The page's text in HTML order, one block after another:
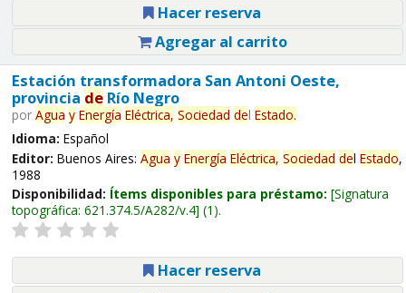
Hacer reserva
Agregar al carrito
Estación transformadora San Antoni Oeste,
provincia deRío Negro
por Agua y Energía Eléctrica, Sociedad del Estado.
Idioma: Español
Editor: Buenos Aires: Agua y Energía Eléctrica, Sociedad del Estado,
1988
Disponibilidad: Ítems disponibles para préstamo: Signatura
topográfica: 621.374.5/A282/v.4 (1).
Hacer reserva